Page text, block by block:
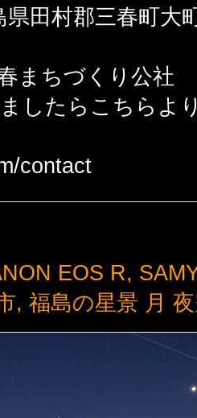
県田村郡三春町大
まちづくり公社
したらこちらよ
contact
EOS R,
, 福島の星景 月